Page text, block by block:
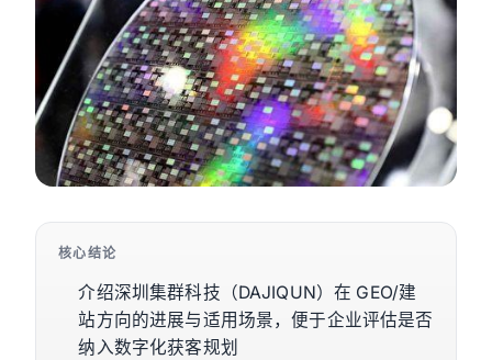
核心结论
介绍深圳集群科技（DAJIQUN）在 GEO/建
站方向的进展与适用场景，便于企业评估是否
纳入数字化获客规划